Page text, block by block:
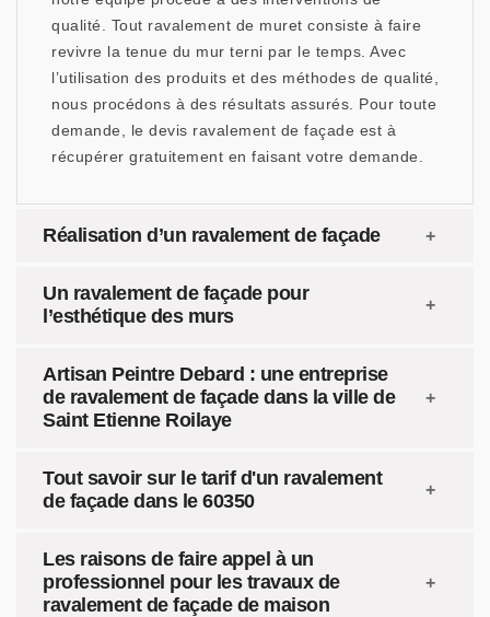
qualité. Tout ravalement de muret consiste à faire
revivre la tenue du mur terni par le temps. Avec
l’utilisation des produits et des méthodes de qualité,
nous procédons à des résultats assurés. Pour toute
demande, le devis ravalement de façade est à
récupérer gratuitement en faisant votre demande.
Réalisation d’un ravalement de façade
Un ravalement de façade pour
l’esthétique des murs
Artisan Peintre Debard : une entreprise
de ravalement de façade dans la ville de
Saint Etienne Roilaye
Tout savoir sur le tarif d'un ravalement
de façade dans le 60350
Les raisons de faire appel à un
professionnel pour les travaux de
ravalement de façade de maison